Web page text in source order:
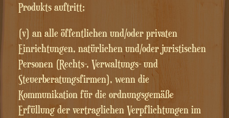
Produkts auftritt;
(v) an alle öffentlichen und/oder privaten
Einrichtungen, natürlichen und/oder juristischen
Personen (Rechts-, Verwaltungs- und
Steuerberatungsfirmen), wenn die
Kommunikation für die ordnungsgemäße
Erfüllung der vertraglichen Verpflichtungen im